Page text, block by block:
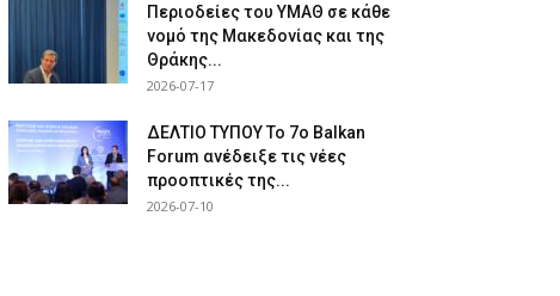
Περιοδείες του ΥΜΑΘ σε κάθε
νομό της Μακεδονίας και της
Θράκης...
2026-07-17
ΔΕΛΤΙΟ ΤΥΠΟΥ Το 7ο Balkan
Forum ανέδειξε τις νέες
προοπτικές της...
2026-07-10